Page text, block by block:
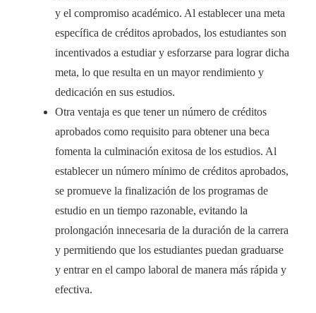
y el compromiso académico. Al establecer una meta
específica de créditos aprobados, los estudiantes son
incentivados a estudiar y esforzarse para lograr dicha
meta, lo que resulta en un mayor rendimiento y
dedicación en sus estudios.
Otra ventaja es que tener un número de créditos
aprobados como requisito para obtener una beca
fomenta la culminación exitosa de los estudios. Al
establecer un número mínimo de créditos aprobados,
se promueve la finalización de los programas de
estudio en un tiempo razonable, evitando la
prolongación innecesaria de la duración de la carrera
y permitiendo que los estudiantes puedan graduarse
y entrar en el campo laboral de manera más rápida y
efectiva.